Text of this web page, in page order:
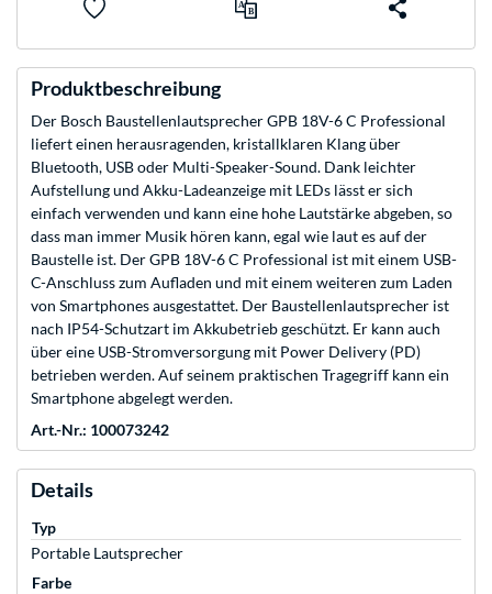
Produktbeschreibung
Der Bosch Baustellenlautsprecher GPB 18V-6 C Professional
liefert einen herausragenden, kristallklaren Klang über
Bluetooth, USB oder Multi-Speaker-Sound. Dank leichter
Aufstellung und Akku-Ladeanzeige mit LEDs lässt er sich
einfach verwenden und kann eine hohe Lautstärke abgeben, so
dass man immer Musik hören kann, egal wie laut es auf der
Baustelle ist. Der GPB 18V-6 C Professional ist mit einem USB-
C-Anschluss zum Aufladen und mit einem weiteren zum Laden
von Smartphones ausgestattet. Der Baustellenlautsprecher ist
nach IP54-Schutzart im Akkubetrieb geschützt. Er kann auch
über eine USB-Stromversorgung mit Power Delivery (PD)
betrieben werden. Auf seinem praktischen Tragegriff kann ein
Smartphone abgelegt werden.
Art.-Nr.: 100073242
Details
Typ
Portable Lautsprecher
Farbe